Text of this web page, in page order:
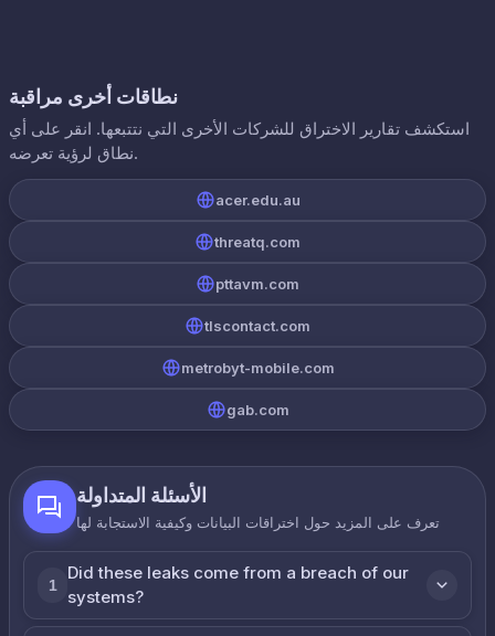
نطاقات أخرى مراقبة
استكشف تقارير الاختراق للشركات الأخرى التي نتتبعها. انقر على أي
نطاق لرؤية تعرضه.
acer.edu.au
threatq.com
pttavm.com
tlscontact.com
metrobyt-mobile.com
gab.com
الأسئلة المتداولة
تعرف على المزيد حول اختراقات البيانات وكيفية الاستجابة لها
1
Did these leaks come from a breach of our
systems?